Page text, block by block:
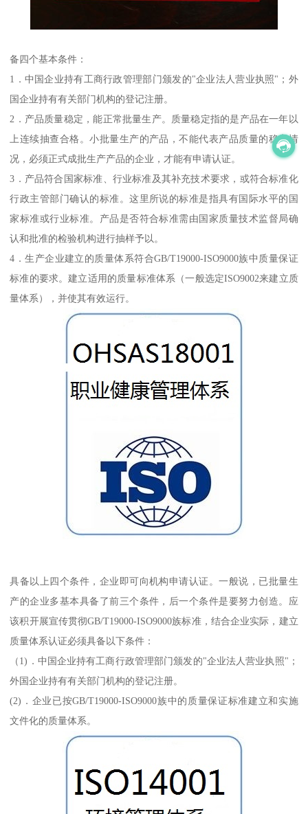
备四个基本条件：
1．中国企业持有工商行政管理部门颁发的"企业法人营业执照"；外
国企业持有有关部门机构的登记注册。
2．产品质量稳定，能正常批量生产。质量稳定指的是产品在一年以
上连续抽查合格。小批量生产的产品，不能代表产品质量的稳定情
况，必须正式成批生产产品的企业，才能有申请认证。
3．产品符合国家标准、行业标准及其补充技术要求，或符合标准化
行政主管部门确认的标准。这里所说的标准是指具有国际水平的国
家标准或行业标准。产品是否符合标准需由国家质量技术监督局确
认和批准的检验机构进行抽样予以。
4．生产企业建立的质量体系符合GB/T19000-ISO9000族中质量保证
标准的要求。建立适用的质量标准体系（一般选定ISO9002来建立质
量体系），并使其有效运行。
具备以上四个条件，企业即可向机构申请认证。一般说，已批量生
产的企业多基本具备了前三个条件，后一个条件是要努力创造。应
该积开展宣传贯彻GB/T19000-ISO9000族标准，结合企业实际，建立
质量体系认证必须具备以下条件：
（1)．中国企业持有工商行政管理部门颁发的"企业法人营业执照"；
外国企业持有有关部门机构的登记注册。
(2)．企业已按GB/T19000-ISO9000族中的质量保证标准建立和实施
文件化的质量体系。